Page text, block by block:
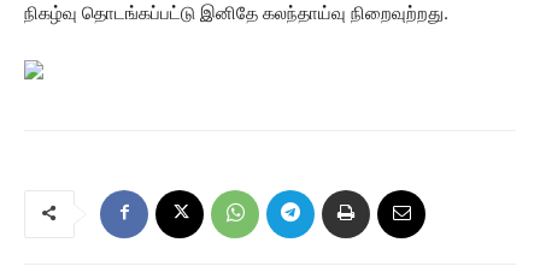
நிகழ்வு தொடங்கப்பட்டு இனிதே கலந்தாய்வு நிறைவுற்றது.